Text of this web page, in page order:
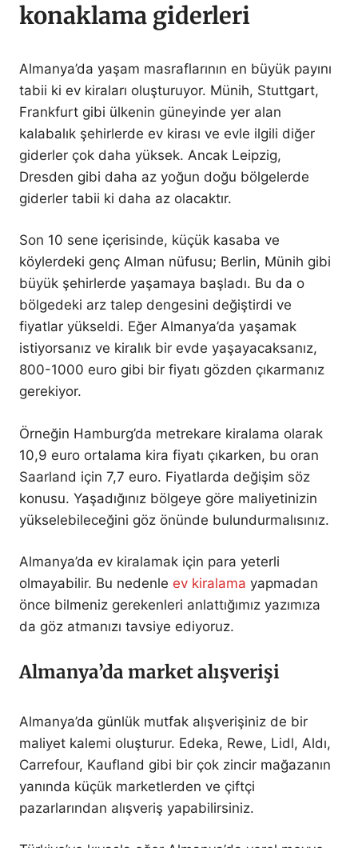
konaklama giderleri
Almanya’da yaşam masraflarının en büyük payını
tabii ki ev kiraları oluşturuyor. Münih, Stuttgart,
Frankfurt gibi ülkenin güneyinde yer alan
kalabalık şehirlerde ev kirası ve evle ilgili diğer
giderler çok daha yüksek. Ancak Leipzig,
Dresden gibi daha az yoğun doğu bölgelerde
giderler tabii ki daha az olacaktır.
Son 10 sene içerisinde, küçük kasaba ve
köylerdeki genç Alman nüfusu; Berlin, Münih gibi
büyük şehirlerde yaşamaya başladı. Bu da o
bölgedeki arz talep dengesini değiştirdi ve
fiyatlar yükseldi. Eğer Almanya’da yaşamak
istiyorsanız ve kiralık bir evde yaşayacaksanız,
800-1000 euro gibi bir fiyatı gözden çıkarmanız
gerekiyor.
Örneğin Hamburg’da metrekare kiralama olarak
10,9 euro ortalama kira fiyatı çıkarken, bu oran
Saarland için 7,7 euro. Fiyatlarda değişim söz
konusu. Yaşadığınız bölgeye göre maliyetinizin
yükselebileceğini göz önünde bulundurmalısınız.
Almanya’da ev kiralamak için para yeterli
olmayabilir. Bu nedenle ev kiralama yapmadan
önce bilmeniz gerekenleri anlattığımız yazımıza
da göz atmanızı tavsiye ediyoruz.
Almanya’da market alışverişi
Almanya’da günlük mutfak alışverişiniz de bir
maliyet kalemi oluşturur. Edeka, Rewe, Lidl, Aldı,
Carrefour, Kaufland gibi bir çok zincir mağazanın
yanında küçük marketlerden ve çiftçi
pazarlarından alışveriş yapabilirsiniz.